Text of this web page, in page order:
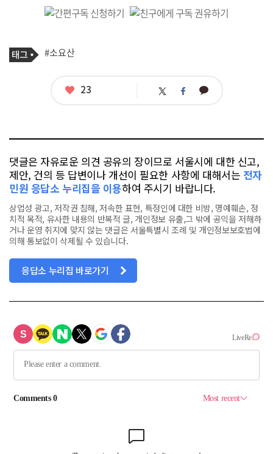
기
사
태
그
#소요산
좋
23 트 페 카
댓글은 자유로운 의견 공유의 장이므로 서울시에 대한 신고,
제안, 건의 등 답변이나 개선이 필요한 사항에 대해서는 전자
민원 응답소 누리집을 이용하여 주시기 바랍니다.
상업성 광고, 저작권 침해, 저속한 표현, 특정인에 대한 비방, 명예훼손, 정
치적 목적, 유사한 내용의 반복적 글, 개인정보 유출,그 밖에 공익을 저해하
거나 운영 취지에 맞지 않는 댓글은 서울특별시 조례 및 개인정보보호법에
의해 통보없이 삭제될 수 있습니다.
응답소 누리집 바로가기